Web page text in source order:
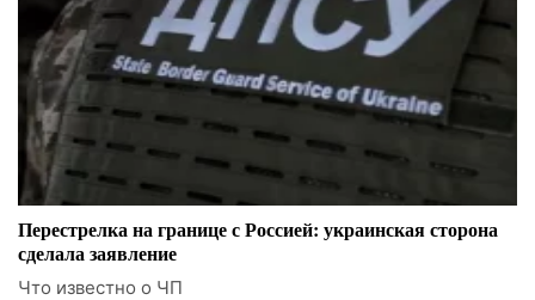
Перестрелка на границе с Россией: украинская сторона
сделала заявление
Что известно о ЧП